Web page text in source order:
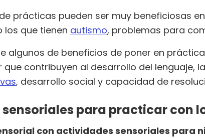
prácticas pueden ser muy beneficiosas
los que tienen autismo, problemas para
algunos de beneficios de poner en práctica
que contribuyen al desarrollo del lenguaje,
, desarrollo social y capacidad de
para practicar con
con actividades sensoriales para